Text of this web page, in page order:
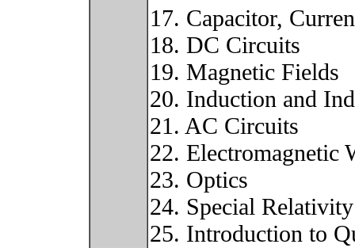
17. Capacitor,
18. DC Circuits
19. Magnetic Fields
20. Induction and
21. AC Circuits
22. Electromagnetic
23. Optics
24. Special Relativity
25. Introduction to